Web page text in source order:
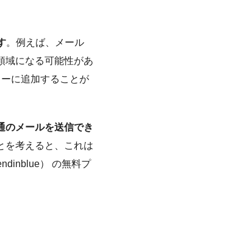
。例えば、メール
域になる可能性があ
に追加することが
のメールを送信でき
を考えると、これは
） の無料プ